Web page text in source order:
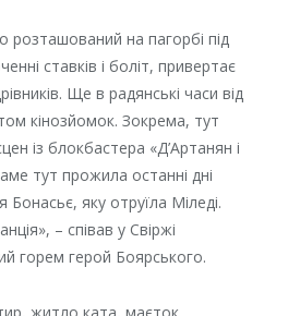
розташований на пагорбі під
ставків і боліт, привертає
Ще в радянські часи від
кінозйомок. Зокрема, тут
із блокбастера «Д’Артанян і
тут прожила останні дні
яку отруїла Міледі.
– співав у Свіржі
горем герой Боярського.
житло ката, маєток